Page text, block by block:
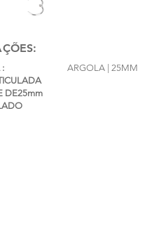
:
ARGOLA | 25MM
DE25mm